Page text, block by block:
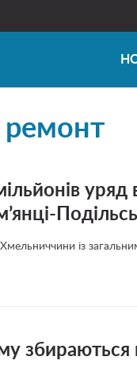
ремонт
із
збираються